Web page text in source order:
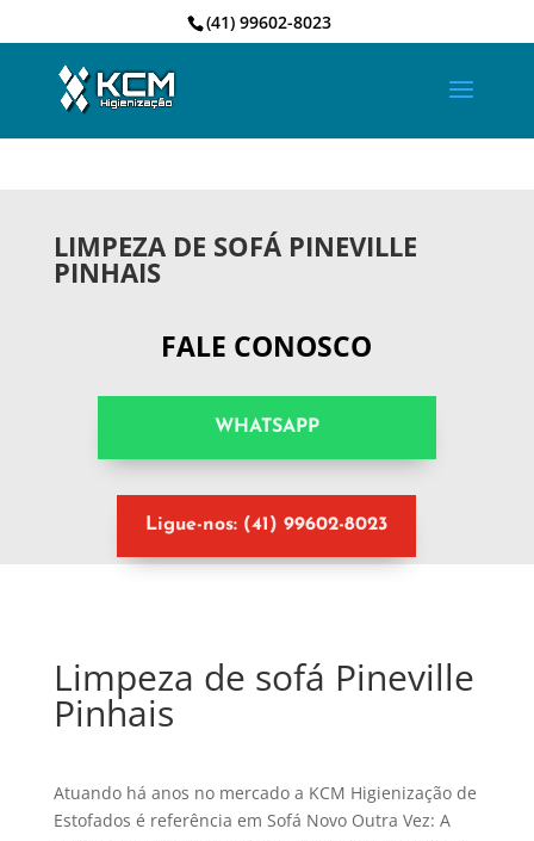
(41) 99602-8023
LIMPEZA DE SOFÁ PINEVILLE
PINHAIS
FALE CONOSCO
WHATSAPP
Ligue-nos: (41) 99602-8023
Limpeza de sofá Pineville
Pinhais
Atuando há anos no mercado a KCM Higienização de
Estofados é referência em Sofá Novo Outra Vez: A